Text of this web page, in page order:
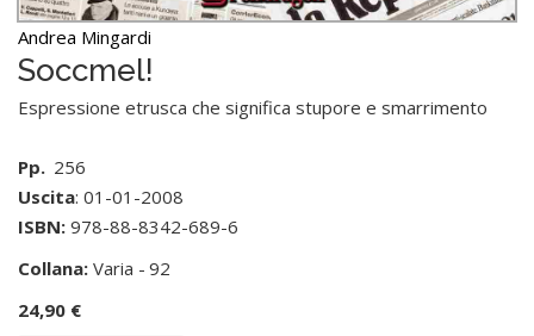
Andrea Mingardi
Soccmel!
Espressione etrusca che significa stupore e smarrimento
Pp. 256
Uscita: 01-01-2008
ISBN: 978-88-8342-689-6
Collana: Varia - 92
24,90 €